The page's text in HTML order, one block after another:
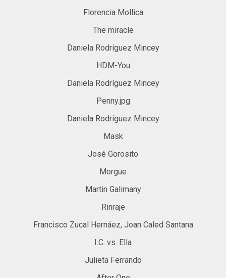
Florencia Mollica
The miracle
Daniela Rodríguez Mincey
HDM-You
Daniela Rodríguez Mincey
Penny.jpg
Daniela Rodríguez Mincey
Mask
José Gorosito
Morgue
Martin Galimany
Rinraje
Francisco Zucal Hernáez, Joan Caled Santana
I.C. vs. Ella
Julieta Ferrando